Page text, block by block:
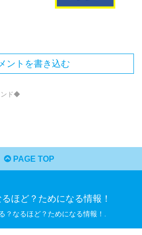
ントを書き込む
ド◆
PAGE TOP
ほど？ためになる情報！
？なるほど？ためになる情報！.